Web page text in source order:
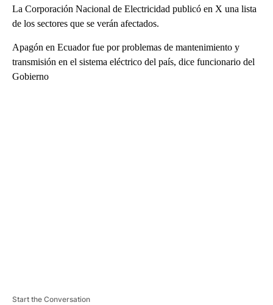
La Corporación Nacional de Electricidad publicó en X una lista
de los sectores que se verán afectados.
Apagón en Ecuador fue por problemas de mantenimiento y
transmisión en el sistema eléctrico del país, dice funcionario del
Gobierno
Start the Conversation